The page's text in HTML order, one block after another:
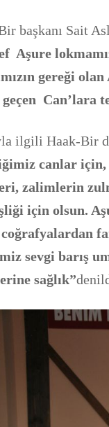
başkanı Sait
Aşure lokmamı
gereği olan
geçen Can’lara
ilgili Haak-Bir
canlar için,
zalimlerin
için olsun.
coğrafyalardan
sevgi barış
sağlık”